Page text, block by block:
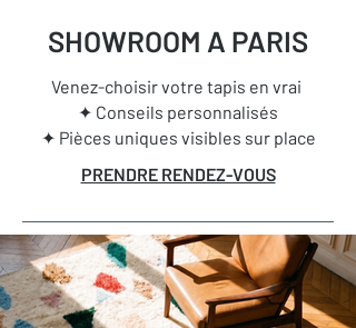
SHOWROOM A PARIS
Venez-choisir votre tapis en vrai
✦ Conseils personnalisés
✦ Pièces uniques visibles sur place
PRENDRE RENDEZ-VOUS